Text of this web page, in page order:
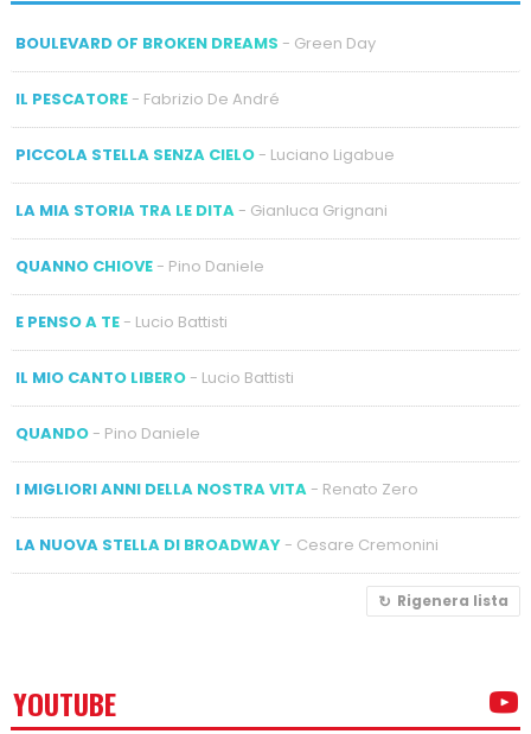
BOULEVARD OF BROKEN DREAMS - Green Day
IL PESCATORE- Fabrizio De André
PICCOLA STELLA SENZA CIELO- Luciano Ligabue
LA MIA STORIA TRA LE DITA- Gianluca Grignani
QUANNO CHIOVE- Pino Daniele
E PENSO A TE- Lucio Battisti
IL MIO CANTO LIBERO- Lucio Battisti
QUANDO- Pino Daniele
I MIGLIORI ANNI DELLA NOSTRA VITA- Renato Zero
LA NUOVA STELLA DI BROADWAY- Cesare Cremonini
Rigenera lista
YOUTUBE